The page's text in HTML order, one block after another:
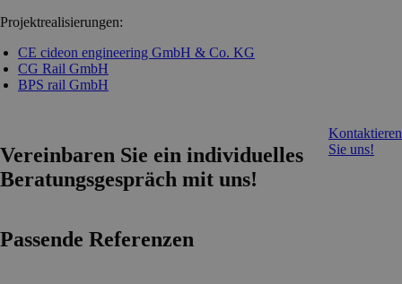
Projektrealisierungen:
CE cideon engineering GmbH & Co. KG
CG Rail GmbH
BPS rail GmbH
Vereinbaren Sie ein individuelles
Beratungsgespräch mit uns!
Kontaktieren
Sie uns!
Passende Referenzen